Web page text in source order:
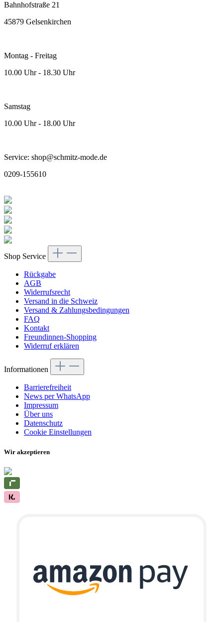
Bahnhofstraße 21
45879 Gelsenkirchen
Montag - Freitag
10.00 Uhr - 18.30 Uhr
Samstag
10.00 Uhr - 18.00 Uhr
Service: shop@schmitz-mode.de
0209-155610
Shop Service
Rückgabe
AGB
Widerrufsrecht
Versand in die Schweiz
Versand & Zahlungsbedingungen
FAQ
Kontakt
Freundinnen-Shopping
Widerruf erklären
Informationen
Barrierefreiheit
News per WhatsApp
Impressum
Über uns
Datenschutz
Cookie Einstellungen
Wir akzeptieren